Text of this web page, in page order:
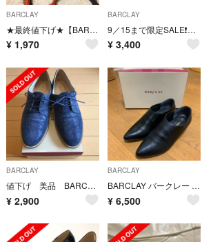
BARCLAY
★最終値下げ★【BARCLAY】オレンジバッグ
¥ 1,970
BARCLAY
9／15まで限定SALE❗️美品✨【BARCLAY】パンプス✨
¥ 3,400
BARCLAY
値下げ 美品 BARCLAY レースアップ シューズ ネイビー
¥ 2,900
BARCLAY
BARCLAY バークレー 神戸婦人靴 23cm ブラック ショートブーツ 黒
¥ 6,500